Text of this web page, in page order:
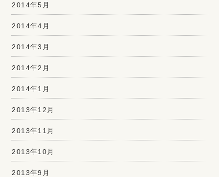
2014年5月
2014年4月
2014年3月
2014年2月
2014年1月
2013年12月
2013年11月
2013年10月
2013年9月